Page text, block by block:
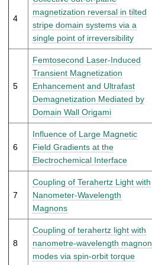
4
magnetization reversal in tilted
stripe domain systems via a
single point of irreversibility
5
Femtosecond Laser-Induced
Transient Magnetization
Enhancement and Ultrafast
Demagnetization Mediated by
Domain Wall Origami
6
Influence of Large Magnetic
Field Gradients at the
Electrochemical Interface
7
Coupling of Terahertz Light with
Nanometer-Wavelength
Magnons
8
Coupling of terahertz light with
nanometre-wavelength magnon
modes via spin-orbit torque